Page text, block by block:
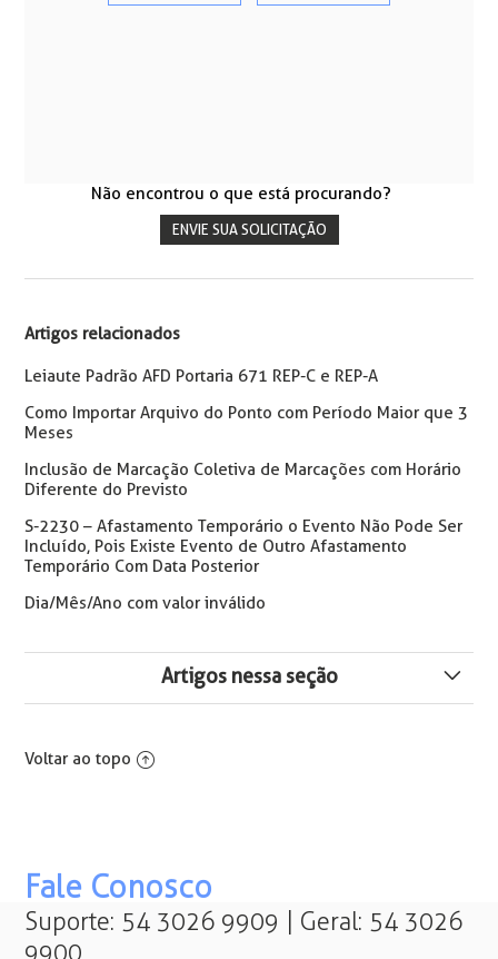
Não encontrou o que está procurando?
ENVIE SUA SOLICITAÇÃO
Artigos relacionados
Leiaute Padrão AFD Portaria 671 REP-C e REP-A
Como Importar Arquivo do Ponto com Período Maior que 3
Meses
Inclusão de Marcação Coletiva de Marcações com Horário
Diferente do Previsto
S-2230 – Afastamento Temporário o Evento Não Pode Ser
Incluído, Pois Existe Evento de Outro Afastamento
Temporário Com Data Posterior
Dia/Mês/Ano com valor inválido
Artigos nessa seção
Portaria dos Coletores: Diferença entre Uso de CPF e
PIS
Voltar ao topo
Fale Conosco
Suporte: 54 3026 9909 | Geral: 54 3026
9900